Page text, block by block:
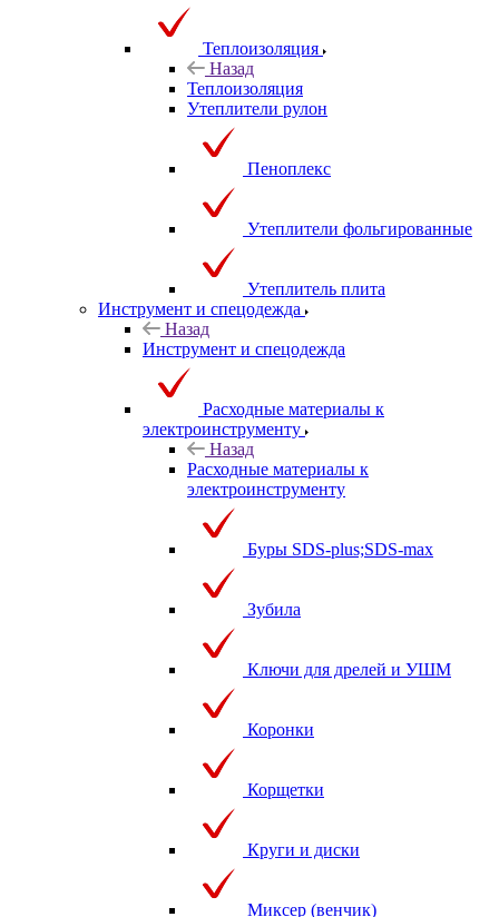
Теплоизоляция
Назад
Теплоизоляция
Утеплители рулон
Пеноплекс
Утеплители фольгированные
Утеплитель плита
Инструмент и спецодежда
Назад
Инструмент и спецодежда
Расходные материалы к
электроинструменту
Назад
Расходные материалы к
электроинструменту
Буры SDS-plus;SDS-max
Зубила
Ключи для дрелей и УШМ
Коронки
Корщетки
Круги и диски
Миксер (венчик)